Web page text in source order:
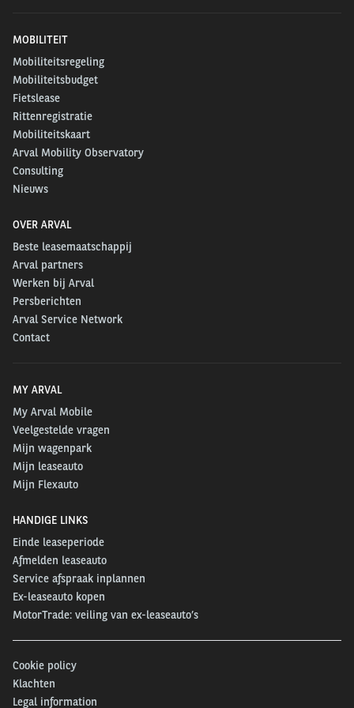
MOBILITEIT
Mobiliteitsregeling
Mobiliteitsbudget
Fietslease
Rittenregistratie
Mobiliteitskaart
Arval Mobility Observatory
Consulting
Nieuws
OVER ARVAL
Beste leasemaatschappij
Arval partners
Werken bij Arval
Persberichten
Arval Service Network
Contact
MY ARVAL
My Arval Mobile
Veelgestelde vragen
Mijn wagenpark
Mijn leaseauto
Mijn Flexauto
HANDIGE LINKS
Einde leaseperiode
Afmelden leaseauto
Service afspraak inplannen
Ex-leaseauto kopen
MotorTrade: veiling van ex-leaseauto’s
Cookie policy
Klachten
Legal information